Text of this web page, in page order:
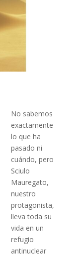
No sabemos
exactamente
lo que ha
pasado ni
cuándo, pero
Sciulo
Mauregato,
nuestro
protagonista,
lleva toda su
vida en un
refugio
antinuclear